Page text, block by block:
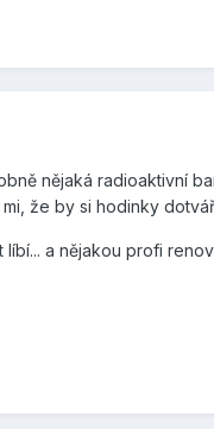
nějaká radioaktivní
že by si hodinky
a nějakou profi